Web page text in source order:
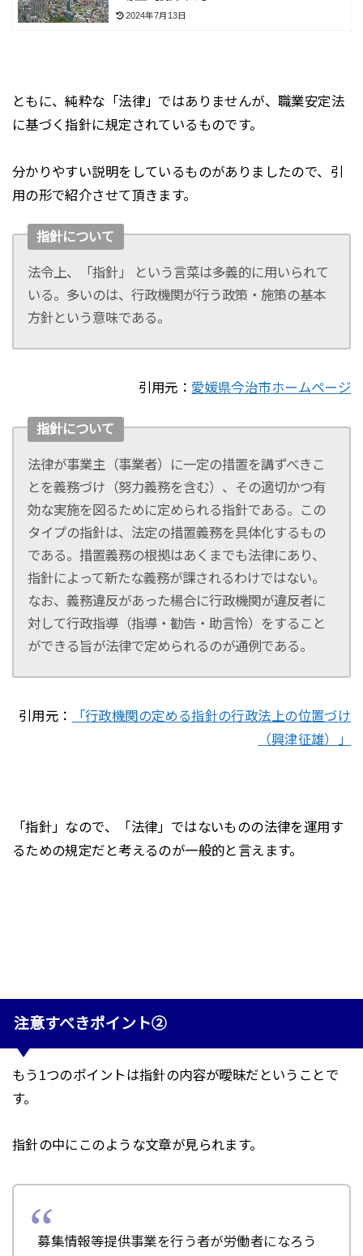
2024年7月13日
ともに、純粋な「法律」ではありませんが、職業安定法
に基づく指針に規定されているものです。
分かりやすい説明をしているものがありましたので、引
用の形で紹介させて頂きます。
指針について
法令上、「指針」 という言菜は多義的に用いられて
いる。多いのは、行政機関が行う政策・施策の基本
方針という意味である。
引用元： 愛媛県今治市ホームページ
指針について
法律が事業主（事業者）に一定の措置を講ずべきこ
とを義務づけ（努力義務を含む）、その適切かつ有
効な実施を図るために定められる指針である。この
タイプの指針は、法定の措置義務を具体化するもの
である。措置義務の根拠はあくまでも法律にあり、
指針によって新たな義務が課されるわけではない。
なお、義務違反があった楊合に行政機関が違反者に
対して行政指導（指導・勧告・助言怜）をすること
ができる旨が法律で定められるのが通例である。
引用元： 「行政機関の定める指針の行政法上の位置づけ
（興津征雄）
」
「指針」なので、「法律」ではないものの法律を運用す
るための規定だと考えるのが一般的と言えます。
注意すべきポイント②
もう1つのポイントは指針の内容が曖昧だということで
す。
指針の中にこのような文章が見られます。
募集情報等提供事業を行う者が労働者になろう